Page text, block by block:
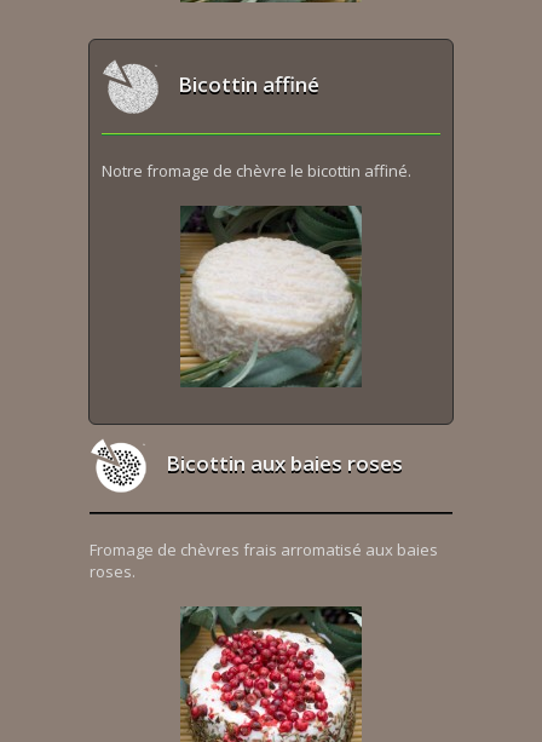
Bicottin affiné
Notre fromage de chèvre le bicottin affiné.
Bicottin aux baies roses
Fromage de chèvres frais arromatisé aux baies
roses.